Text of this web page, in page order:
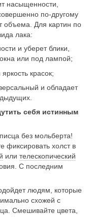
насыщенности,
по-другому
объема. Для картин по
лака:
и уберет блики,
или под лампой;
красок;
и обладает
себя истинным
без мольберта!
фиксировать холст в
или телескопический
С последним
людям, которые
схожей с
Смешивайте цвета,